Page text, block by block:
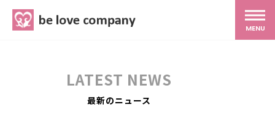
MENU
LATEST NEWS
最新のニュース